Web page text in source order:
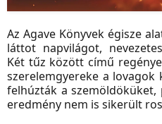
Az Agave Könyvek égisze
láttot napvilágot,
Két ​tűz között című
szerelemgyereke a
felhúzták a szemöldöküket,
eredmény nem is sikerült